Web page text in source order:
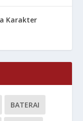
Karakter
BATERAI